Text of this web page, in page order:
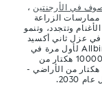
في الأرجنتين ،
الزراعة
وتتجدد، وتنمو
في عزل ثاني أكسيد
الكربون في الغلاف الجوي. استثمرت شركة Allbirds لأول مرة في
المشروع في عام 2021، عندما بدأت بمساحة 10000 هكتار من
الأراضي - وتوسعت منذ ذلك الحين إلى 200000 هكتار من الأراضي -